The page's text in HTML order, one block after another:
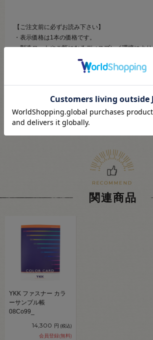
【ご注文前に必ずお読み下さい】
・表示価格は1本の価格です。
・製造ロットやご覧になるディスプレイ環境によ
・予告なくパッケージが変更になる場合がございま
関連商品
YKK ファスナー カラ
ーサンプル帳
08Co99_
14,300 円 (税込)
会員登録(無料)